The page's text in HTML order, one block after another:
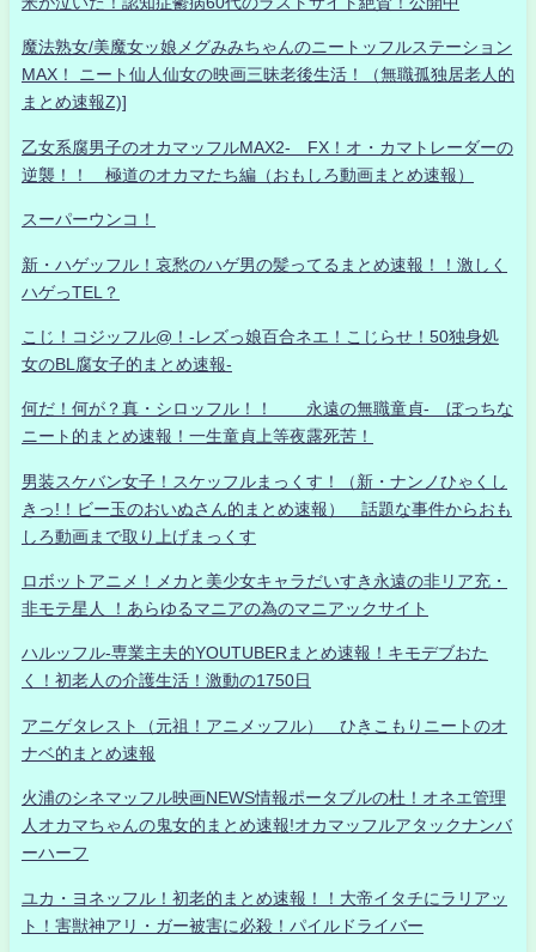
魔法熟女/美魔女ッ娘メグみみちゃんのニートッフルステーション
MAX！ ニート仙人仙女の映画三昧老後生活！（無職孤独居老人的
まとめ速報Z)]
乙女系腐男子のオカマッフルMAX2- FX！オ・カマトレーダーの
逆襲！！ 極道のオカマたち編（おもしろ動画まとめ速報）
スーパーウンコ！
新・ハゲッフル！哀愁のハゲ男の髪ってるまとめ速報！！激しく
ハゲっTEL？
こじ！コジッフル@！-レズっ娘百合ネエ！こじらせ！50独身処
女のBL腐女子的まとめ速報-
何だ！何が？真・シロッフル！！ 永遠の無職童貞- ぼっちな
ニート的まとめ速報！一生童貞上等夜露死苦！
男装スケバン女子！スケッフルまっくす！（新・ナンノひゃくし
きっ!！ビー玉のおいぬさん的まとめ速報） 話題な事件からおも
しろ動画まで取り上げまっくす
ロボットアニメ！メカと美少女キャラだいすき永遠の非リア充・
非モテ星人 ！あらゆるマニアの為のマニアックサイト
ハルッフル-専業主夫的YOUTUBERまとめ速報！キモデブおた
く！初老人の介護生活！激動の1750日
アニゲタレスト（元祖！アニメッフル） ひきこもりニートのオ
ナベ的まとめ速報
火浦のシネマッフル映画NEWS情報ポータブルの杜！オネエ管理
人オカマちゃんの鬼女的まとめ速報!オカマッフルアタックナンバ
ーハーフ
ユカ・ヨネッフル！初老的まとめ速報！！大帝イタチにラリアッ
ト！害獣神アリ・ガー被害に必殺！パイルドライバー